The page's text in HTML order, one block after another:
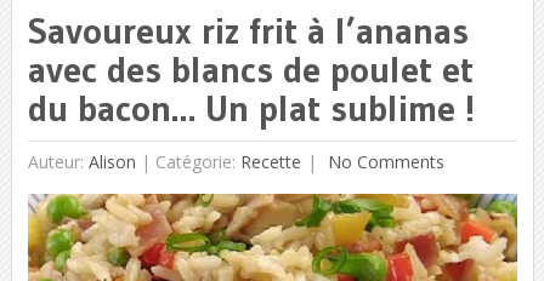
Savoureux riz frit à l’ananas
avec des blancs de poulet et
du bacon… Un plat sublime !
Auteur: Alison | Catégorie: Recette No Comments